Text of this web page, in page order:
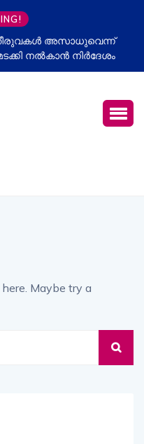
തീരുവകൾ അസാധുവെന്ന്
നൽകാൻ നിർദേശം
Maybe try a